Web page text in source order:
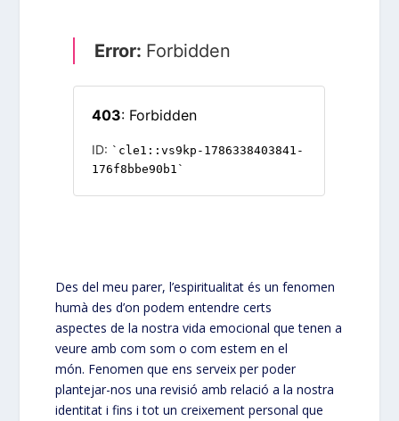
Des del meu parer, l’espiritualitat és un fenomen
humà des d’on podem entendre certs
aspectes de la nostra vida emocional que tenen a
veure amb com som o com estem en el
món. Fenomen que ens serveix per poder
plantejar-nos una revisió amb relació a la nostra
identitat i fins i tot un creixement personal que